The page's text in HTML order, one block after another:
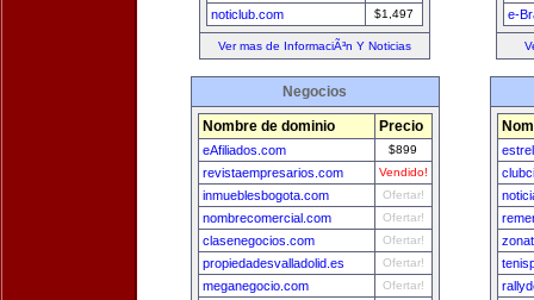
noticlub.com $1,497
Ver mas de InformaciÃ³n Y Noticias
e-
Negocios
Nombre de dominio Precio
eAfiliados.com $899
revistaempresarios.com Vendido!
inmueblesbogota.com Ofertar!
nombrecomercial.com Ofertar!
clasenegocios.com Ofertar!
propiedadesvalladolid.es Ofertar!
meganegocio.com Ofertar!